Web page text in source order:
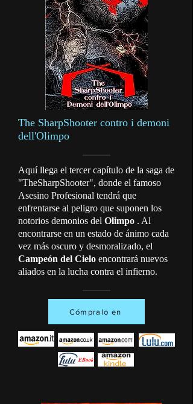
The SharpShooter contro i demoni
dell'Olimpo
Aquí llega el tercer capítulo de la saga de
"TheSharpShooter", donde el famoso
Asesino Profesional tendrá que
enfrentarse al peligro que suponen los
notorios demonios del Olimpo . Al
encontrarse en un estado de ánimo cada
vez más oscuro y desmoralizado, el
Campeón del Cielo encontrará nuevos
aliados en la lucha contra el infierno.
Cómpralo en